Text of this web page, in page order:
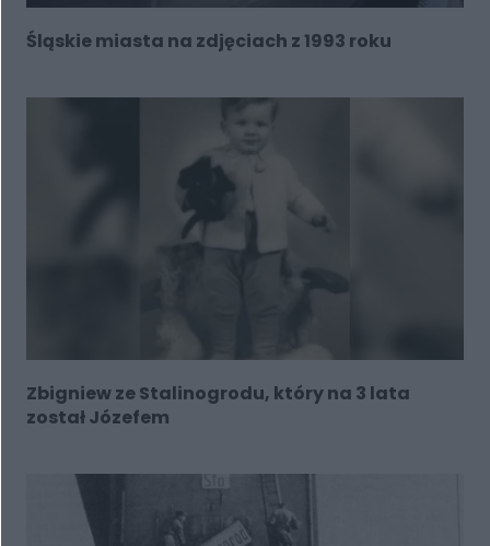
Śląskie miasta na zdjęciach z 1993 roku
Zbigniew ze Stalinogrodu, który na 3 lata
został Józefem